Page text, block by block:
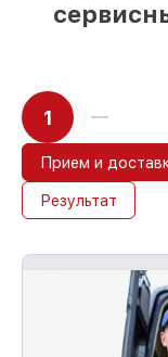
1
Прием и
Результат